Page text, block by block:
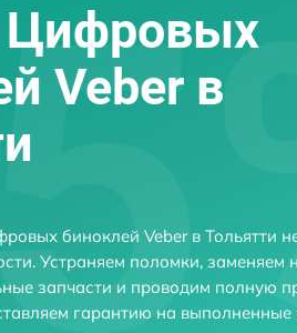
Цифровых
Veber в
биноклей Veber в Тольятти
Устраняем поломки, заменяем
запчасти и проводим полную
гарантию на выполненные